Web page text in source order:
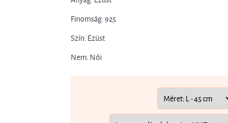
Finomság: 925
Szín: Ezüst
Nem: Női